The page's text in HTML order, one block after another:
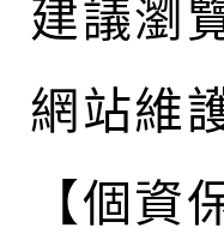
建議瀏
網站維
【個資